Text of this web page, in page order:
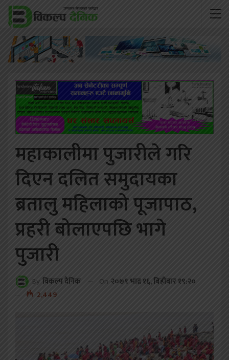
महाकालीमा पुजारीले गरि
दिएन दलित समुदायका
ब्रतालु महिलाको पूजापाठ,
प्रहरी बोलाएपछि भागे
पुजारी
By विकल्प दैनिक On २०७९ भाद्र १६, बिहीबार १९:२०
2,449